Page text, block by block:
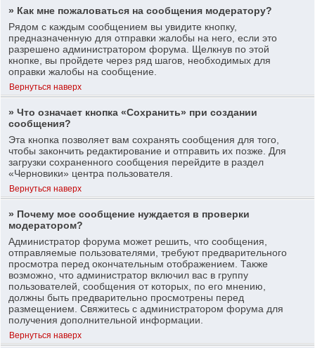
» Как мне пожаловаться на сообщения модератору?
Рядом с каждым сообщением вы увидите кнопку,
предназначенную для отправки жалобы на него, если это
разрешено администратором форума. Щелкнув по этой
кнопке, вы пройдете через ряд шагов, необходимых для
оправки жалобы на сообщение.
Вернуться наверх
» Что означает кнопка «Сохранить» при создании
сообщения?
Эта кнопка позволяет вам сохранять сообщения для того,
чтобы закончить редактирование и отправить их позже. Для
загрузки сохраненного сообщения перейдите в раздел
«Черновики» центра пользователя.
Вернуться наверх
» Почему мое сообщение нуждается в проверки
модератором?
Администратор форума может решить, что сообщения,
отправляемые пользователями, требуют предварительного
просмотра перед окончательным отображением. Также
возможно, что администратор включил вас в группу
пользователей, сообщения от которых, по его мнению,
должны быть предварительно просмотрены перед
размещением. Свяжитесь с администратором форума для
получения дополнительной информации.
Вернуться наверх